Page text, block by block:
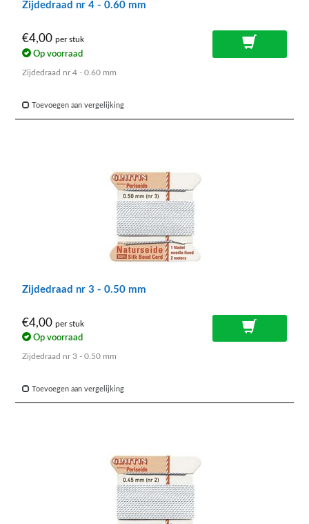
Zijdedraad nr 4 - 0.60 mm
€4,00 per stuk
Op voorraad
Zijdedraad nr 4 - 0.60 mm
Toevoegen aan vergelijking
Zijdedraad nr 3 - 0.50 mm
€4,00 per stuk
Op voorraad
Zijdedraad nr 3 - 0.50 mm
Toevoegen aan vergelijking